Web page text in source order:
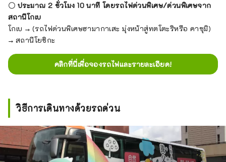
〇 ประมาณ 2 ชั่วโมง 10 นาที โดยรถไฟด่วนพิเศษ/ด่วนพิเศษจาก
สถานีโกเบ
โกเบ → (รถไฟด่วนพิเศษฮามากาเสะ มุ่งหน้าสู่ทตโตะริหรือ คาซุมิ)
→ สถานีโยชิกะ
คลิกที่นี่เพื่อจองรถไฟและรายละเอียด!
วิธีการเดินทางด้วยรถด่วน